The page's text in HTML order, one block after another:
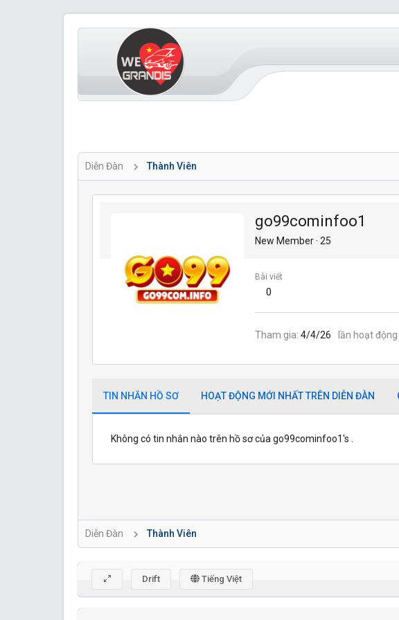
Diễn Đàn Thành Viên
go99cominfoo1
New Member· 25
Bài viết
0
Tham gia 4/4/26 lần hoạt
TIN NHẮN HỒ SƠ HOẠT ĐỘNG MỚI NHẤT TRÊN DIỄN ĐÀN
Không có tin nhắn nào trên hồ sơ của go99cominfoo1's .
Diễn Đàn Thành Viên
Drift Tiếng Việt